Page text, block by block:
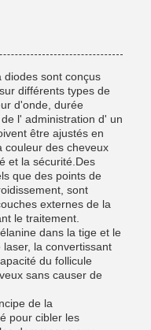
diodes sont conçus
différents types de
d'onde, durée
l' administration d' un
être ajustés en
couleur des cheveux
et la sécurité.Des
que des points de
sont
externes de la
le traitement.
dans la tige et le
la convertissant
du follicule
sans causer de
de la
pour cibler les